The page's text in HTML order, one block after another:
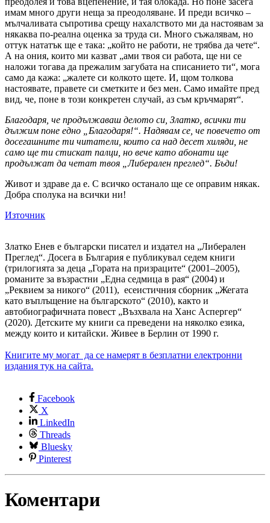
имам много други неща за преодоляване. И преди всичко –
мълчаливата съпротива срещу нахалството ми да настоявам за
някаква по-реална оценка за труда си. Много съжалявам, но
оттук нататък ще е така: „който не работи, не трябва да чете“.
А на ония, които ми казват „ами твоя си работа, ще ни се
наложи тогава да прежалим загубата на списанието ти“, мога
само да кажа: „жалете си колкото щете. И, щом толкова
настоявате, правете си сметките и без мен. Само имайте пред
вид, че, поне в този конкретен случай, аз съм кръчмарят“.
Благодаря, че продължаваш делото си, Златко, всички ти
дължим поне едно „Благодаря!“. Надявам се, че повечето от
досегашните ти читатели, които са над десет хиляди, не
само ще ти стискат палци, но вече като абонати ще
продължат да четат твоя „Либерален преглед“. Бъди!
Живот и здраве да е. С всичко останало ще се оправим някак.
Добра сполука на всички ни!
Източник
Златко Енев е български писател и издател на „Либерален
Преглед“. Досега в България е публикувал седем книги
(трилогията за деца „Гората на призраците“ (2001–2005),
романите за възрастни „Една седмица в рая“ (2004) и
„Реквием за никого“ (2011), есеистичния сборник „Жегата
като въплъщение на българското“ (2010), както и
автобиографичната повест „Възхвала на Ханс Аспергер“
(2020). Детските му книги са преведени на няколко езика,
между които и китайски. Живее в Берлин от 1990 г.
Книгите му могат да се намерят в безплатни електронни
издания тук на сайта.
Facebook
X
LinkedIn
Threads
Bluesky
Pinterest
Коментари